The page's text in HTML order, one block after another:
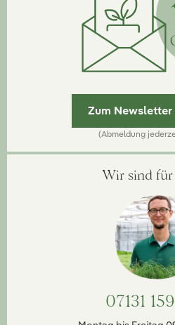
Zum Newsletter
(Abmeldung
Wir sind für
07131